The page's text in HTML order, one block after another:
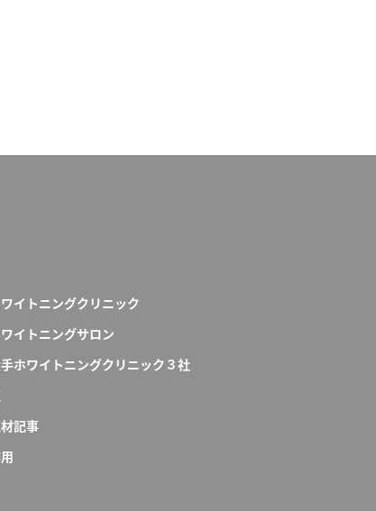
イトニングクリニック
イトニングサロン
ホワイトニングクリニック３社
記事